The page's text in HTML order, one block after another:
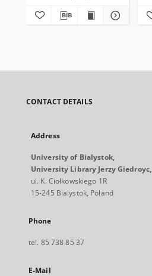
CONTACT DETAILS
Address
University of Bialystok,
University Library Jerzy Giedroyc,
ul. K. Ciołkowskiego 1R
15-245 Bialystok, Poland
Phone
tel. 85 738 85 37
E-Mail